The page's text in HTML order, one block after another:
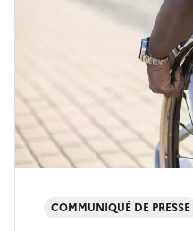
COMMUNIQUÉ DE PRESSE